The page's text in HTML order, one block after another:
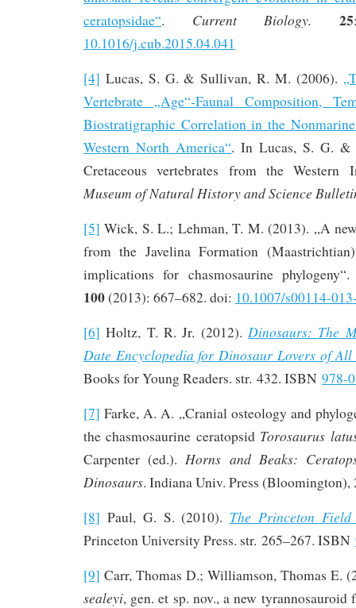
ceratopsidae“. Current Biology.25
10.1016/j.cub.2015.04.041
[4] Lucas, S. G. & Sullivan, R. M. (2006).
Vertebrate „Age“-Faunal Composition,
Biostratigraphic Correlation in the
Western North America“. In Lucas, S. G.
Cretaceous vertebrates from the Western
Museum of Natural History and Science
[5] Wick, S. L.; Lehman, T. M. (2013). „A
from the Javelina Formation
implications for chasmosaurine
100(2013): 667–682. doi: 10.1007/s00114-
[6] Holtz, T. R. Jr. (2012). Dinosaurs: The
Date Encyclopedia for Dinosaur Lovers of All
Books for Young Readers. str. 432. ISBN 978-
[7] Farke, A. A. „Cranial osteology and
the chasmosaurine ceratopsid Torosaurus
Carpenter (ed.). Horns and Beaks:
Dinosaurs. Indiana Univ. Press (Bloomington),
[8] Paul, G. S. (2010). The Princeton
Princeton University Press. str. 265–267. ISBN
[9] Carr, Thomas D.; Williamson, Thomas E.
sealeyi, gen. et sp. nov., a new